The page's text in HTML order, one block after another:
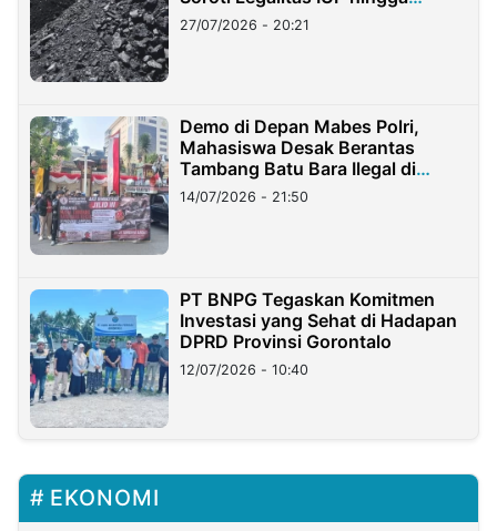
Stockpile
27/07/2026 - 20:21
Demo di Depan Mabes Polri,
Mahasiswa Desak Berantas
Tambang Batu Bara Ilegal di
Lampung
14/07/2026 - 21:50
PT BNPG Tegaskan Komitmen
Investasi yang Sehat di Hadapan
DPRD Provinsi Gorontalo
12/07/2026 - 10:40
EKONOMI